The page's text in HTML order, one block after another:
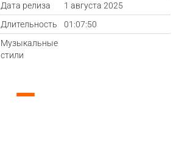
Дата релиза
1 августа 2025
Длительность
01:07:50
Музыкальные
стили
—